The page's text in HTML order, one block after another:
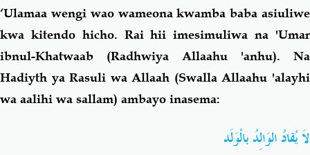
‘Ulamaa wengi wao wameona kwamba baba asiuliwe
kwa kitendo hicho. Rai hii imesimuliwa na 'Umar
ibnul-Khatwaab (Radhwiya Allaahu 'anhu). Na
Hadiyth ya Rasuli wa Allaah (Swalla Allaahu 'alayhi
wa aalihi wa sallam) ambayo inasema:
لاَ يُقادُ الوَالِدُ بالْوَلَد